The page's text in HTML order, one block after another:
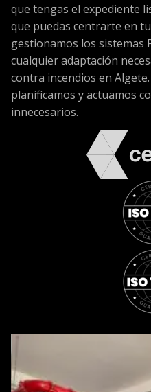
que tengas el expediente
que puedas centrarte en
gestionamos los sistemas
cualquier adaptación
contra incendios en
planificamos y actuamos
innecesarios.